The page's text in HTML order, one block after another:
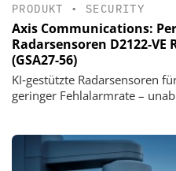
PRODUKT • SECURITY
Axis Communications:
Radarsensoren D2122-VE
(GSA27-56)
KI‑gestützte Radarsensoren
geringer Fehlalarmrate –